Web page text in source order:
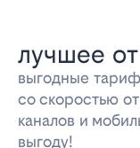
лучшее
выгодные
со скоростью
каналов и
выгоду!